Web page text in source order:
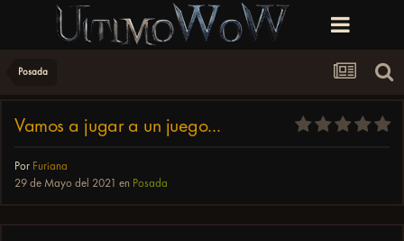
Posada
Vamos a jugar a un juego...
Por Furiana
29 de Mayo del 2021 en Posada